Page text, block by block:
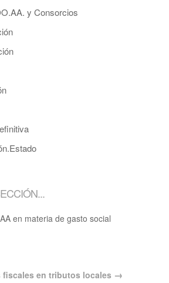
y Consorcios
en materia de gasto social
en tributos locales